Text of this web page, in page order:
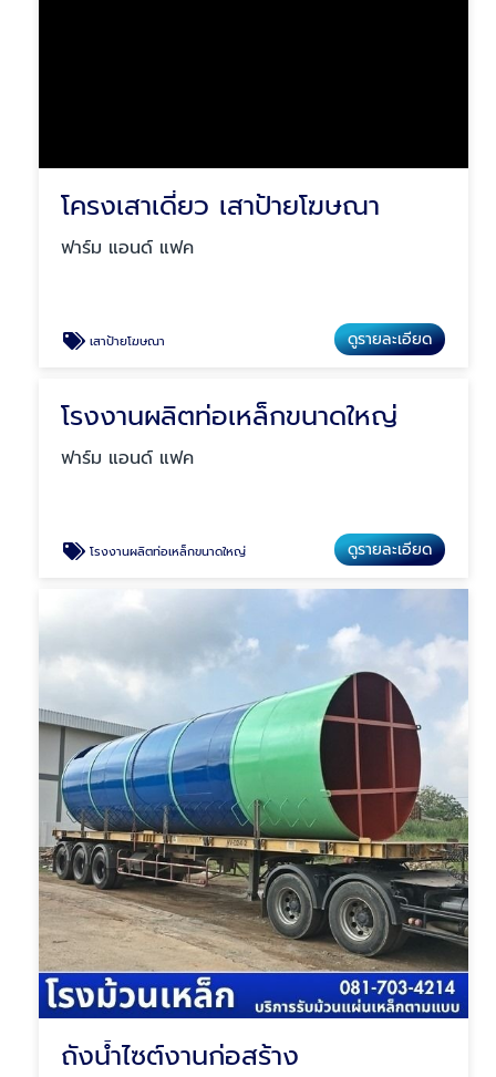
โครงเสาเดี่ยว เสาป้ายโฆษณา
ฟาร์ม แอนด์ แฟค
เสาป้ายโฆษณา ดูรายละเอียด
โรงงานผลิตท่อเหล็กขนาดใหญ่
ฟาร์ม แอนด์ แฟค
โรงงานผลิตท่อเหล็กขนาดใหญ่ ดูรายละเอียด
ถังน้ำไซต์งานก่อสร้าง